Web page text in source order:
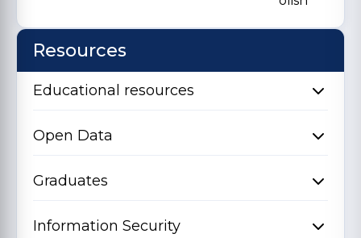
Resources
Educational resources
Open Data
Graduates
Information Security